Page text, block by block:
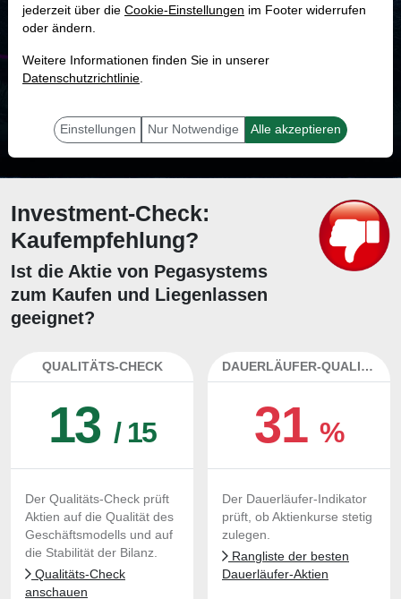
17.1 %
mit dieser Aktie erfolgreich sein.
Investment-Check:
Kaufempfehlung?
Ist die Aktie von Pegasystems
zum Kaufen und Liegenlassen
geeignet?
QUALITÄTS-CHECK
13 / 15
Der Qualitäts-Check prüft
Aktien auf die Qualität des
Geschäftsmodells und auf
die Stabilität der Bilanz.
Qualitäts-Check
anschauen
DAUERLÄUFER-QUALITÄTEN
31%
Der Dauerläufer-Indikator
prüft, ob Aktienkurse stetig
zulegen.
Rangliste der besten
Dauerläufer-Aktien
jederzeit über die Cookie-Einstellungen im Footer widerrufen
oder ändern.
Weitere Informationen finden Sie in unserer
Datenschutzrichtlinie.
Einstellungen Nur Notwendige Alle akzeptieren